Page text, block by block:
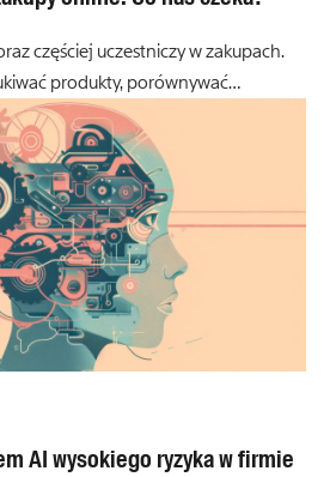
częściej uczestniczy w zakupach.
produkty, porównywać…
AI wysokiego ryzyka w firmie